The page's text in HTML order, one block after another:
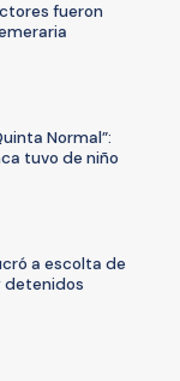
fueron
Normal”:
tuvo de niño
a escolta de
detenidos